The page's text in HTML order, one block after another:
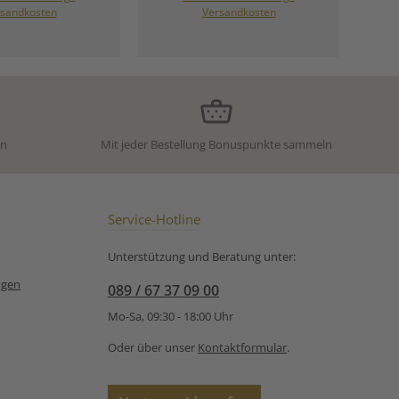
lebendigen
sommerliche
Das Ergebnis ist
– leicht,
Sencha*, -Wu Lu*, -Ming
kontrolliert biologischem
Anbau Unsere
Zubereitungsempfehlung
für Grüner Bio Tee
Versandkosten
Mit jeder Bestellung Bonuspunkte sammeln
Service-Hotline
Unterstützung und Beratung unter:
089 / 67 37 09 00
Mo-Sa, 09:30 - 18:00 Uhr
Oder über unser Kontaktformular.